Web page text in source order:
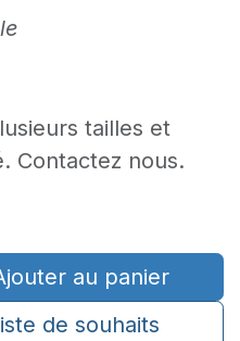
tailles et
Contactez nous.
au panier
de souhaits